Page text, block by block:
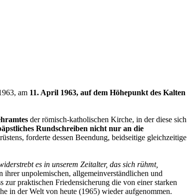
am 11. April 1963, auf dem Höhepunkt des Kalten
der römisch-katholischen Kirche, in der diese sich
Rundschreiben nicht nur an die
forderte dessen Beendung, beidseitige gleichzeitige
es in unserem Zeitalter, das sich rühmt,
ihrer unpolemischen, allgemeinverständlichen und
praktischen Friedensicherung die von einer starken
in der Welt von heute (1965) wieder aufgenommen.